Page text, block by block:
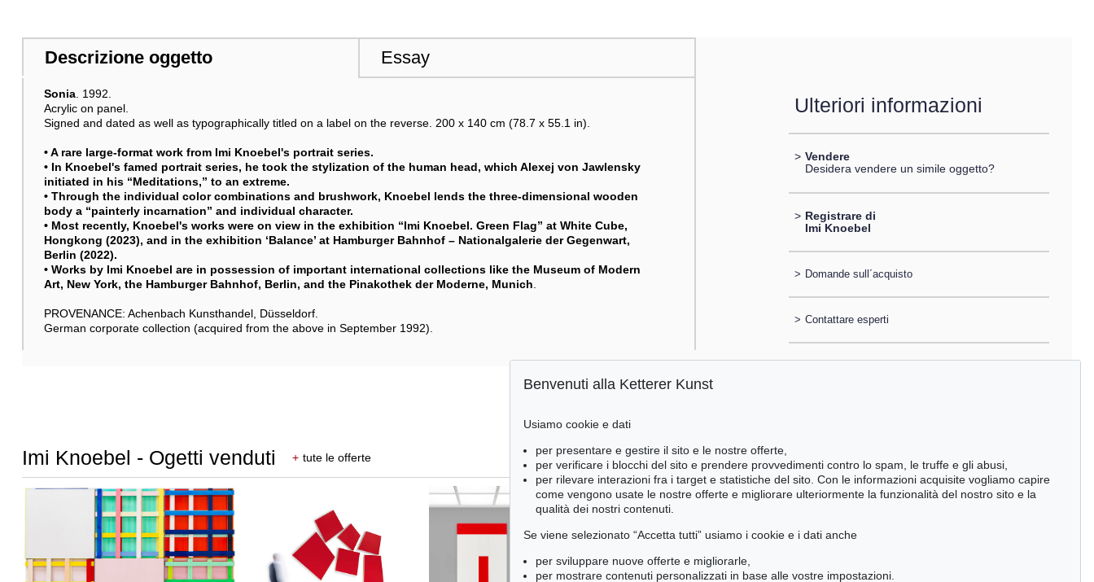
Descrizione oggetto Essay
Sonia. 1992.
Acrylic on panel.
Signed and dated as well as typographically titled on a label on the reverse. 200 x 140 cm (78.7 x 55.1 in).
• A rare large-format work from Imi Knoebel's portrait series.
• In Knoebel's famed portrait series, he took the stylization of the human head, which Alexej von Jawlensky
initiated in his “Meditations,” to an extreme.
• Through the individual color combinations and brushwork, Knoebel lends the three-dimensional wooden
body a “painterly incarnation” and individual character.
• Most recently, Knoebel's works were on view in the exhibition “Imi Knoebel. Green Flag” at White Cube,
Hongkong (2023), and in the exhibition ‘Balance’ at Hamburger Bahnhof – Nationalgalerie der Gegenwart,
Berlin (2022).
• Works by Imi Knoebel are in possession of important international collections like the Museum of Modern
Art, New York, the Hamburger Bahnhof, Berlin, and the Pinakothek der Moderne, Munich
PROVENANCE: Achenbach Kunsthandel, Düsseldorf.
German corporate collection (acquired from the above in September 1992).
Ulteriori informazioni
> Vendere
Desidera vendere un simile oggetto?
> Registrare di
Imi Knoebel
> Domande sull´acquisto
> Contattare esperti
Imi Knoebel - Ogetti venduti + tute le offerte
Benvenuti alla Ketterer Kunst
Usiamo cookie e dati
per presentare e gestire il sito e le nostre offerte,
per verificare i blocchi del sito e prendere provvedimenti contro lo spam, le truffe e gli abusi,
per rilevare interazioni fra i target e statistiche del sito. Con le informazioni acquisite vogliamo capire
come vengono usate le nostre offerte e migliorare ulteriormente la funzionalità del nostro sito e la
qualità dei nostri contenuti.
Se viene selezionato “Accetta tutti” usiamo i cookie e i dati anche
per sviluppare nuove offerte e migliorarle,
per mostrare contenuti personalizzati in base alle vostre impostazioni.